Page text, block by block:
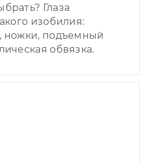
Глаза
изобилия:
ножки, подъемный
обвязка.